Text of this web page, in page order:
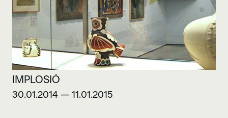
IMPLOSIÓ
30.01.2014 — 11.01.2015